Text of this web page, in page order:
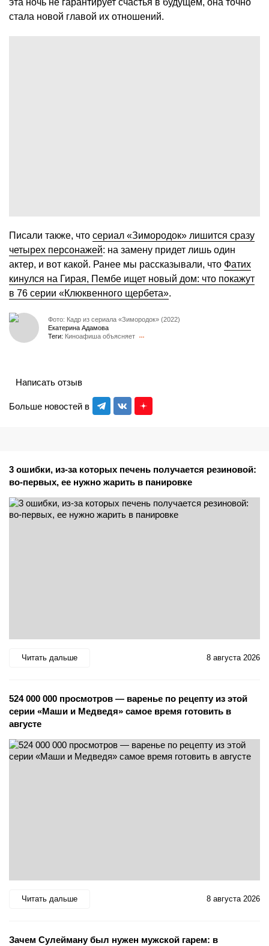
эта ночь не гарантирует счастья в будущем, она точно
стала новой главой их отношений.
Писали также, что сериал «Зимородок» лишится сразу
четырех персонажей: на замену придет лишь один
актер, и вот какой. Ранее мы рассказывали, что Фатих
кинулся на Гирая, Пембе ищет новый дом: что покажут
в 76 серии «Клюквенного щербета».
Фото: Кадр из сериала «Зимородок» (2022)
Екатерина Адамова
Теги: Киноафиша объясняет
Больше новостей в
Написать отзыв
3 ошибки, из-за которых печень получается резиновой:
во-первых, ее нужно жарить в панировке
Читать дальше 8 августа 2026
524 000 000 просмотров — варенье по рецепту из этой
серии «Маши и Медведя» самое время готовить в
августе
Читать дальше 8 августа 2026
Зачем Сулейману был нужен мужской гарем: в